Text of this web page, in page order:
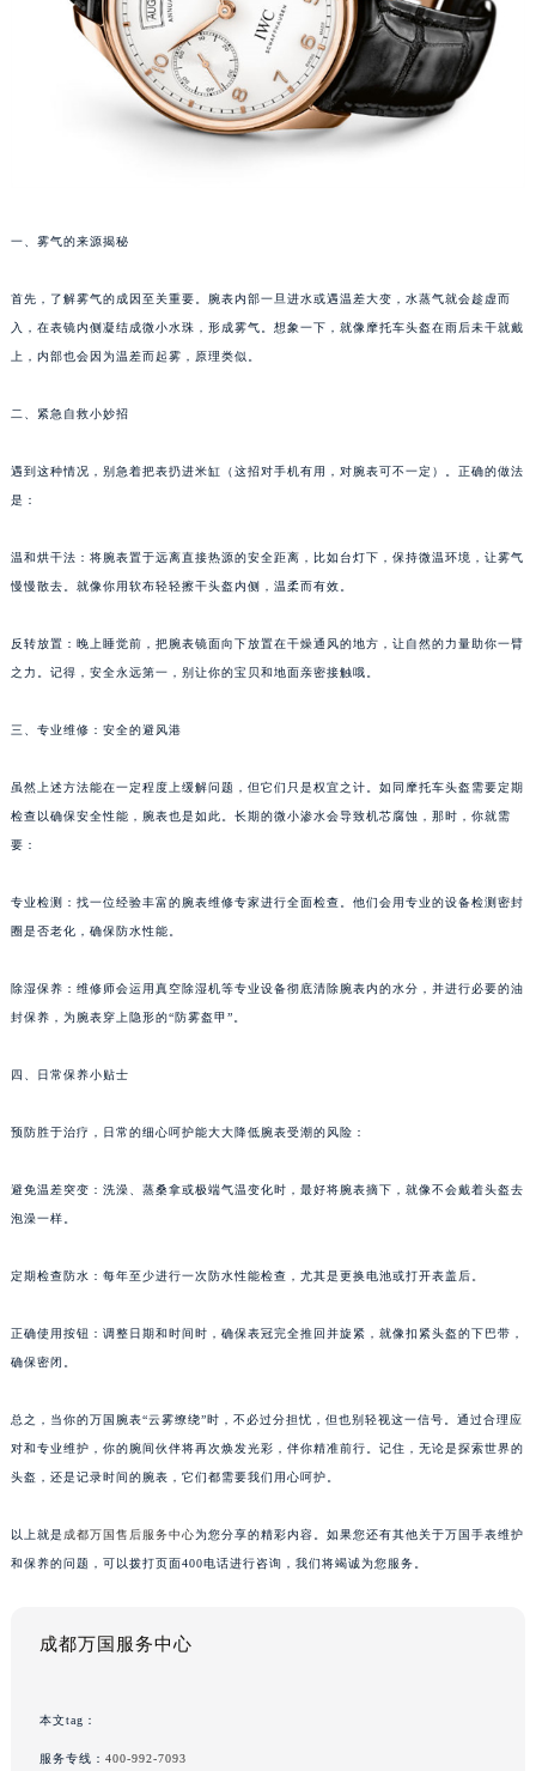
一、雾气的来源揭秘
首先，了解雾气的成因至关重要。腕表内部一旦进水或遇温差大变，水蒸气就会趁虚而
入，在表镜内侧凝结成微小水珠，形成雾气。想象一下，就像摩托车头盔在雨后未干就戴
上，内部也会因为温差而起雾，原理类似。
二、紧急自救小妙招
遇到这种情况，别急着把表扔进米缸（这招对手机有用，对腕表可不一定）。正确的做法
是：
温和烘干法：将腕表置于远离直接热源的安全距离，比如台灯下，保持微温环境，让雾气
慢慢散去。就像你用软布轻轻擦干头盔内侧，温柔而有效。
反转放置：晚上睡觉前，把腕表镜面向下放置在干燥通风的地方，让自然的力量助你一臂
之力。记得，安全永远第一，别让你的宝贝和地面亲密接触哦。
三、专业维修：安全的避风港
虽然上述方法能在一定程度上缓解问题，但它们只是权宜之计。如同摩托车头盔需要定期
检查以确保安全性能，腕表也是如此。长期的微小渗水会导致机芯腐蚀，那时，你就需
要：
专业检测：找一位经验丰富的腕表维修专家进行全面检查。他们会用专业的设备检测密封
圈是否老化，确保防水性能。
除湿保养：维修师会运用真空除湿机等专业设备彻底清除腕表内的水分，并进行必要的油
封保养，为腕表穿上隐形的“防雾盔甲”。
四、日常保养小贴士
预防胜于治疗，日常的细心呵护能大大降低腕表受潮的风险：
避免温差突变：洗澡、蒸桑拿或极端气温变化时，最好将腕表摘下，就像不会戴着头盔去
泡澡一样。
定期检查防水：每年至少进行一次防水性能检查，尤其是更换电池或打开表盖后。
正确使用按钮：调整日期和时间时，确保表冠完全推回并旋紧，就像扣紧头盔的下巴带，
确保密闭。
总之，当你的万国腕表“云雾缭绕”时，不必过分担忧，但也别轻视这一信号。通过合理应
对和专业维护，你的腕间伙伴将再次焕发光彩，伴你精准前行。记住，无论是探索世界的
头盔，还是记录时间的腕表，它们都需要我们用心呵护。
以上就是 成都万国售后服务中心为您分享的精彩内容。如果您还有其他关于万国手表维护
和保养的问题，可以拨打页面400电话进行咨询，我们将竭诚为您服务。
成都万国服务中心
本文tag：
服务专线： 400-992-7093